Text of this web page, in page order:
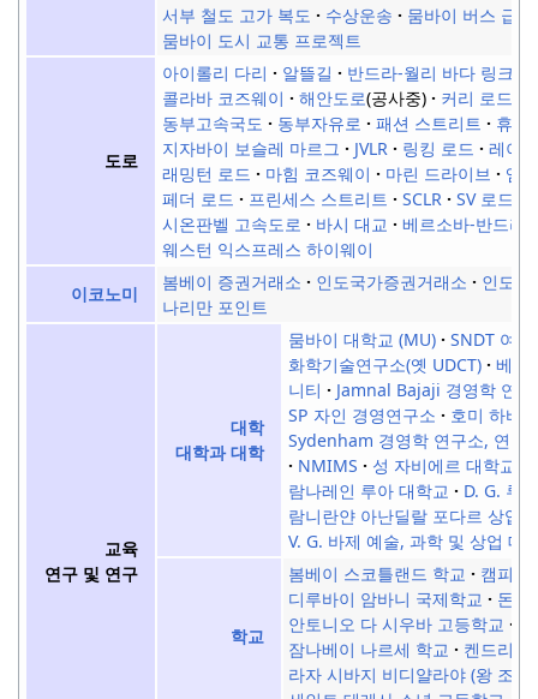
서부 철도 고가 복도
수상운송
뭄바이 버스 급
뭄바이 도시 교통 프로젝트
도로
아이롤리 다리 알뜰길 반드라-월리 바다 링크
콜라바 코즈웨이
해안도로(공사중)
커리 로드
동부고속국도
동부자유로 패션 스트리트
휴즈
지자바이 보슬레 마르그
JVLR 링킹 로드
레이
래밍턴 로드
마힘 코즈웨이 마린 드라이브
엠틸
페더 로드
프린세스 스트리트 SCLR SV 로드
시온판벨 고속도로
바시 대교
베르소바-반드라
웨스턴 익스프레스 하이웨이
이코노미
봄베이 증권거래소 인도국가증권거래소
인도준
나리만 포인트
교육
연구 및 연구
대학
대학과 대학
뭄바이 대학교 (MU)
SNDT 여자
화학기술연구소(옛 UDCT)
베르
니티
Jamnal Bajaji 경영학 연구
SP 자인 경영연구소
호미 하바
Sydenham 경영학 연구소, 연구
NMIMS
성 자비에르 대학교
람나레인 루아 대학교
D. G. 루
람니란얀 아난딜랄 포다르 상업
V. G. 바제 예술, 과학 및 상업 대
학교
봄베이 스코틀랜드 학교
캠피온
디루바이 암바니 국제학교
돈
안토니오 다 시우바 고등학교
잠나베이 나르세 학교
켄드리야
라자 시바지 비디얄라야 (왕 조지